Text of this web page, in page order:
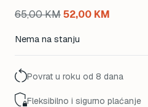
65,00KMOriginal
52,00 KM
Nema na stanju
Povrat u roku od 8 dana
Fleksibilno i sigurno plaćanje